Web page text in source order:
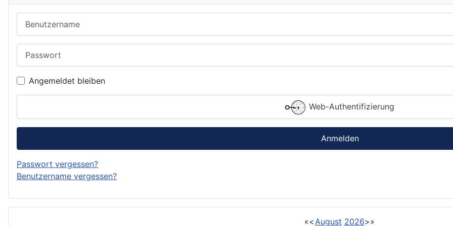
Angemeldet bleiben
Web-Authentifizierung
Anmelden
Passwort vergessen?
Benutzername vergessen?
«<August 2026>»